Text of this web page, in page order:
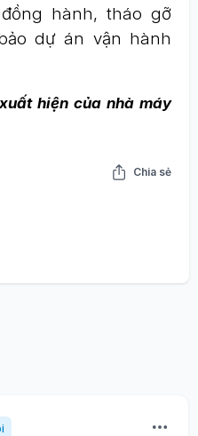
hành, tháo gỡ
dự án vận hành
hiện của nhà máy
Chia sẻ